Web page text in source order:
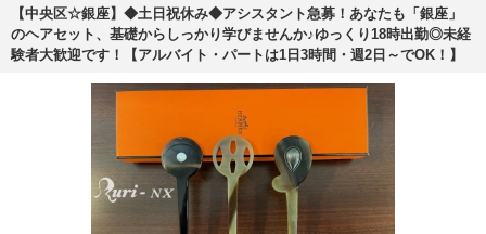
【中央区☆銀座】◆土日祝休み◆アシスタント急募！あなたも「銀座」
のヘアセット、基礎からしっかり学びませんか♪ゆっくり18時出勤◎未経
験者大歓迎です！【アルバイト・パートは1日3時間・週2日～でOK！】